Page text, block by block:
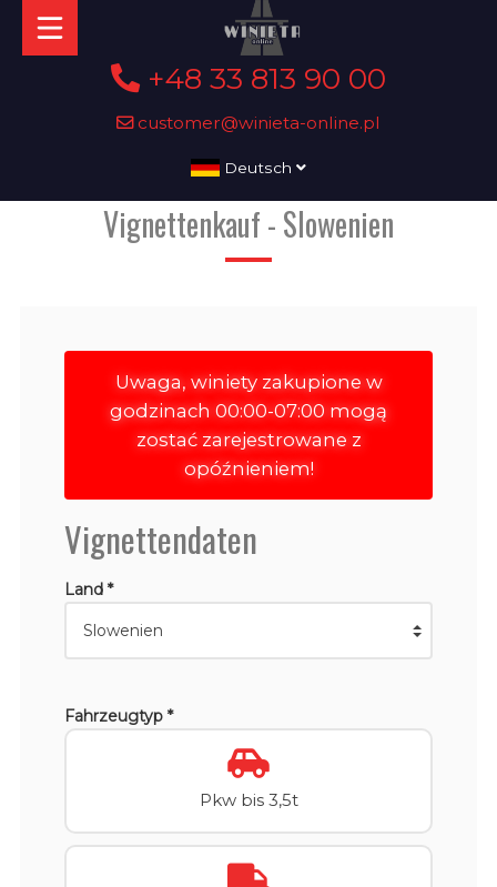
+48 33 813 90 00
customer@winieta-online.pl
Deutsch
Vignettenkauf - Slowenien
Uwaga, winiety zakupione w
godzinach 00:00-07:00 mogą
zostać zarejestrowane z
opóźnieniem!
Vignettendaten
Land *
Fahrzeugtyp *
Pkw bis 3,5t